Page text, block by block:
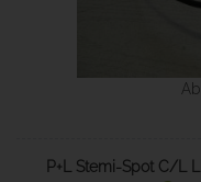
P+L Stemi-Spot C/L